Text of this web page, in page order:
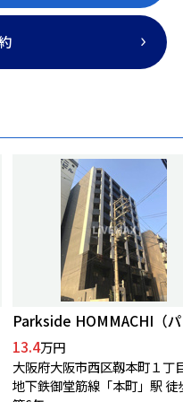
13.4万円
大阪府大阪市西区靱本町１丁
地下鉄御堂筋線「本町」駅 徒